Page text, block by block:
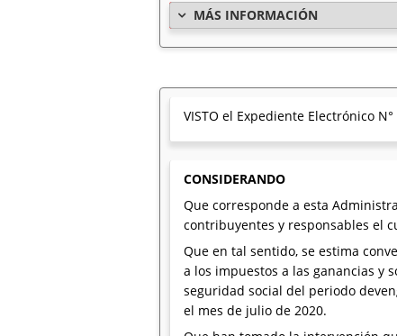
MÁS INFORMACIÓN
VISTO el Expediente Electrónico
CONSIDERANDO
Que corresponde a esta
contribuyentes y responsables el
Que en tal sentido, se estima
a los impuestos a las ganancias y
seguridad social del periodo
el mes de julio de 2020.